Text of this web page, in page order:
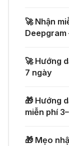
04
🎁
🤙
🚀 Nhận
🚀 Hướng
7 ngày
🎁 Hướng
miễn phí
🎁 Mẹo